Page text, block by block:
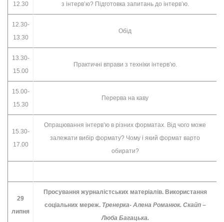
12.30
з інтерв’ю? Підготовка запитань до інтерв’ю.
12.30-
13.30
Обід
13.30-
15.00
Практичні вправи з техніки інтерв’ю.
15.00-
15.30
Перерва на каву
15.30-
17.00
Опрацювання інтерв’ю в різних форматах. Від чого може
залежати вибір формату? Чому і який формат варто
обирати?
29
липня
Просування журналістських матеріалів. Використання
соціальних мереж. Тренерка- Алена Романюк. Скайп –
Люба Багацька.